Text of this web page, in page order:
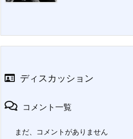
ディスカッション
コメント一覧
まだ、コメントがありません